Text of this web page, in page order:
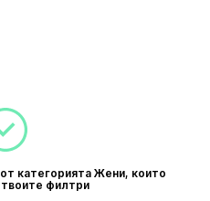
категорията Жени, които
твоите филтри